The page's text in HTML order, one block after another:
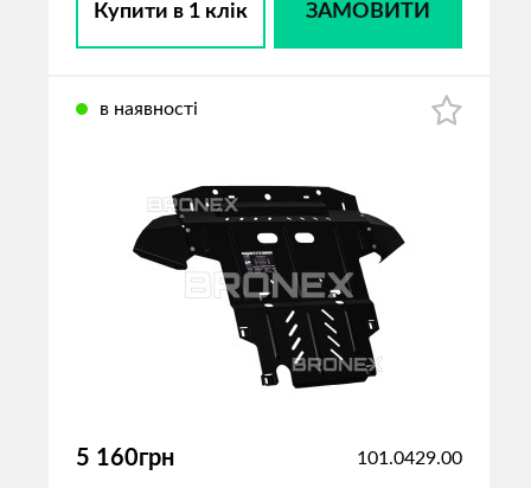
Купити в 1 клік ЗАМОВИТИ
в наявності
5 160грн 101.0429.00